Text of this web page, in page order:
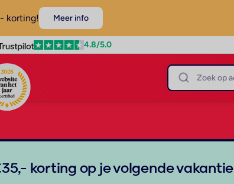
korting! Meer info
4.8/5.0
korting op je volgende vakantie